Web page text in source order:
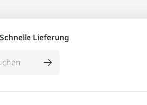
Schnelle Lieferung